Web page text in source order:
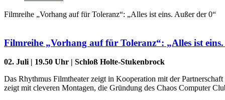
Filmreihe „Vorhang auf für Toleranz“: „Alles ist eins. Außer der 0“
Filmreihe „Vorhang auf für Toleranz“: „Alles ist
02. Juli | 19.50 Uhr | Schloß Holte-Stukenbrock
Das Rhythmus Filmtheater zeigt in Kooperation mit der
zeigt mit cleveren Montagen, die Gründung des Chaos Computer